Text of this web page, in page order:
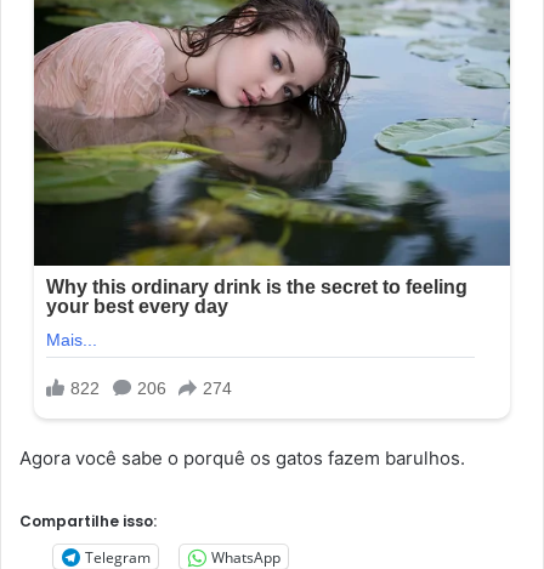
Agora você sabe o porquê os gatos fazem barulhos.
Compartilhe isso:
Telegram
WhatsApp